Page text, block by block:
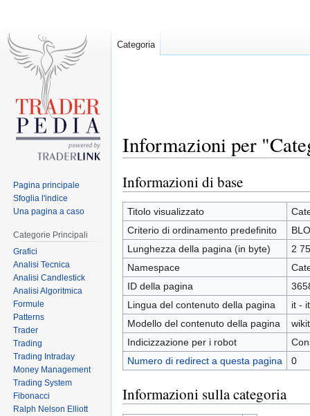
Informazioni per
Jump
to
navigation
Jump
to
search
Informazioni di base
Titolo visualizzato
Criterio di ordinamento predefinito
Lunghezza della pagina (in byte)
2
Namespace
ID della pagina
Lingua del contenuto della pagina
it -
Modello del contenuto della pagina
Indicizzazione per i robot
Numero di redirect a questa pagina
0
Informazioni sulla categoria
Categoria
Pagina principale
Sfoglia l'indice
Una pagina a caso
Categorie Principali
Grafici
Analisi Tecnica
Analisi Candlestick
Analisi Algoritmica
Formule
Patterns
Trader
Trading
Trading Intraday
Money Management
Trading System
Fibonacci
Ralph Nelson Elliott